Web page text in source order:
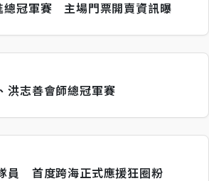
總冠軍賽 主場門票開賣資訊曝
洪志善會師總冠軍賽
員 首度跨海正式應援狂圈粉